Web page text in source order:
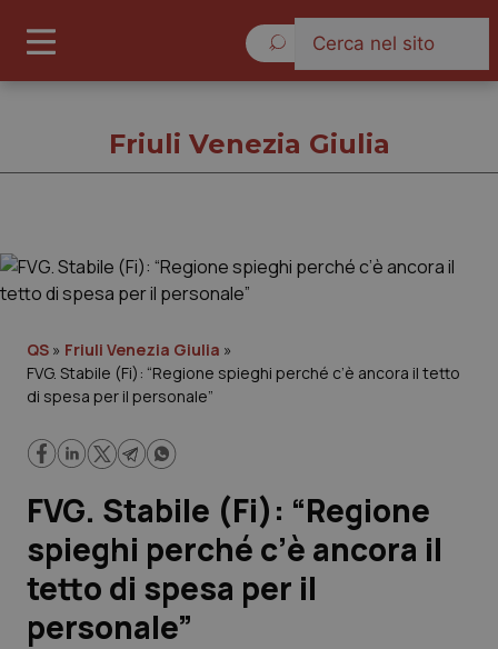
Governo e Parlamento
Regioni e Asl
Lavoro e Professioni
Scienza e Farmaci
Studi e Analisi
Friuli Venezia Giulia
QS » Friuli Venezia Giulia »
FVG. Stabile (Fi): “Regione spieghi perché c’è ancora il tetto
di spesa per il personale”
FVG. Stabile (Fi): “Regione
spieghi perché c’è ancora il
tetto di spesa per il
personale”